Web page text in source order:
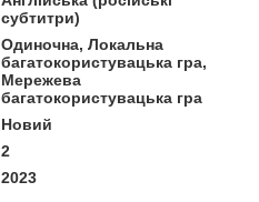
субтитри)
Одиночна, Локальна
багатокористувацька гра,
Мережева
багатокористувацька гра
Новий
2
2023